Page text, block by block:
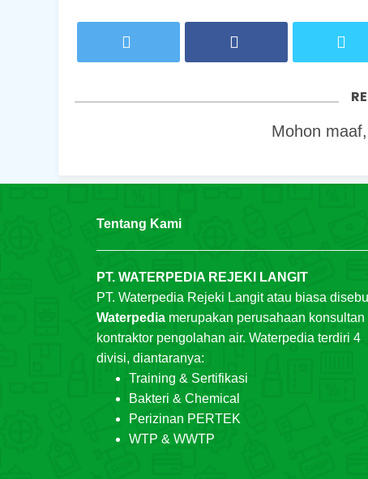
Mohon
Tentang Kami
PT. WATERPEDIA REJEKI LANGIT
PT. Waterpedia Rejeki Langit atau biasa
Waterpedia merupakan perusahaan konsultan
kontraktor pengolahan air. Waterpedia terdiri 4
divisi, diantaranya:
Training & Sertifikasi
Bakteri & Chemical
Perizinan PERTEK
WTP & WWTP